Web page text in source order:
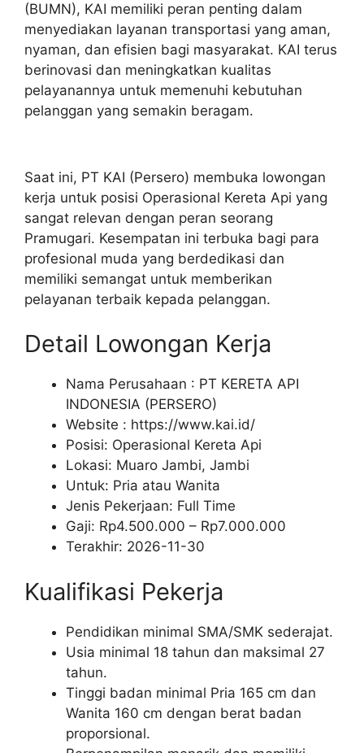
(BUMN), KAI memiliki peran penting dalam
menyediakan layanan transportasi yang aman,
nyaman, dan efisien bagi masyarakat. KAI terus
berinovasi dan meningkatkan kualitas
pelayanannya untuk memenuhi kebutuhan
pelanggan yang semakin beragam.
Saat ini, PT KAI (Persero) membuka lowongan
kerja untuk posisi Operasional Kereta Api yang
sangat relevan dengan peran seorang
Pramugari. Kesempatan ini terbuka bagi para
profesional muda yang berdedikasi dan
memiliki semangat untuk memberikan
pelayanan terbaik kepada pelanggan.
Detail Lowongan Kerja
Nama Perusahaan : PT KERETA API
INDONESIA (PERSERO)
Website : https://www.kai.id/
Posisi: Operasional Kereta Api
Lokasi: Muaro Jambi, Jambi
Untuk: Pria atau Wanita
Jenis Pekerjaan: Full Time
Gaji: Rp4.500.000 – Rp7.000.000
Terakhir: 2026-11-30
Kualifikasi Pekerja
Pendidikan minimal SMA/SMK sederajat.
Usia minimal 18 tahun dan maksimal 27
tahun.
Tinggi badan minimal Pria 165 cm dan
Wanita 160 cm dengan berat badan
proporsional.